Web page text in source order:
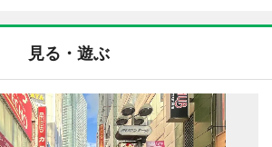
見る・遊ぶ